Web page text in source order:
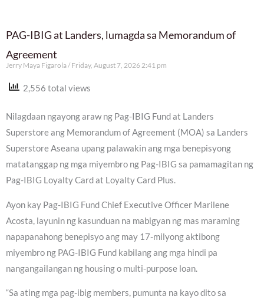
PAG-IBIG at Landers, lumagda sa Memorandum of
Agreement
Jerry Maya Figarola Friday, August 7, 2026 2:41 pm
2,556 total views
Nilagdaan ngayong araw ng Pag-IBIG Fund at Landers
Superstore ang Memorandum of Agreement (MOA) sa Landers
Superstore Aseana upang palawakin ang mga benepisyong
matatanggap ng mga miyembro ng Pag-IBIG sa pamamagitan ng
Pag-IBIG Loyalty Card at Loyalty Card Plus.
Ayon kay Pag-IBIG Fund Chief Executive Officer Marilene
Acosta, layunin ng kasunduan na mabigyan ng mas maraming
napapanahong benepisyo ang may 17-milyong aktibong
miyembro ng PAG-IBIG Fund kabilang ang mga hindi pa
nangangailangan ng housing o multi-purpose loan.
“Sa ating mga pag-ibig members, pumunta na kayo dito sa